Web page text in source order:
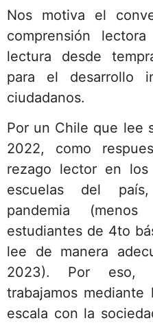
Nos motiva el
comprensión
lectura desde
para el desarrollo
ciudadanos.
Por un Chile que lee
2022, como
rezago lector en
escuelas del
pandemia
estudiantes de 4to
lee de manera
2023). Por eso,
trabajamos
escala con la